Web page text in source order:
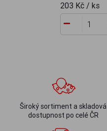
203 Kč / ks
Široký sortiment a skladová
dostupnost po celé ČR